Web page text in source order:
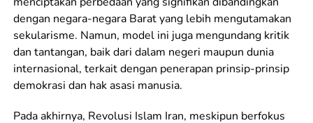
dengan negara-negara Barat yang lebih mengutamakan
sekularisme. Namun, model ini juga mengundang kritik
dan tantangan, baik dari dalam negeri maupun dunia
internasional, terkait dengan penerapan prinsip-prinsip
demokrasi dan hak asasi manusia.
Pada akhirnya, Revolusi Islam Iran, meskipun berfokus